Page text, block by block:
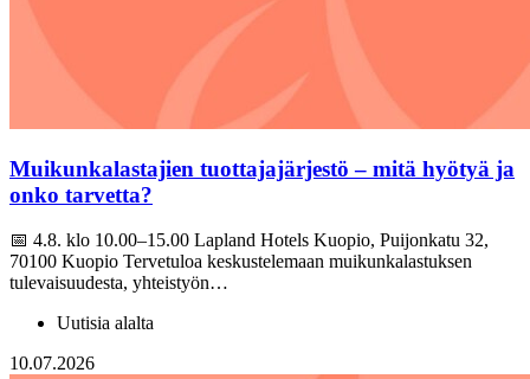
Muikunkalastajien tuottajajärjestö – mitä hyötyä ja
onko tarvetta?
📅 4.8. klo 10.00–15.00 Lapland Hotels Kuopio, Puijonkatu 32,
70100 Kuopio Tervetuloa keskustelemaan muikunkalastuksen
tulevaisuudesta, yhteistyön…
Uutisia alalta
10.07.2026